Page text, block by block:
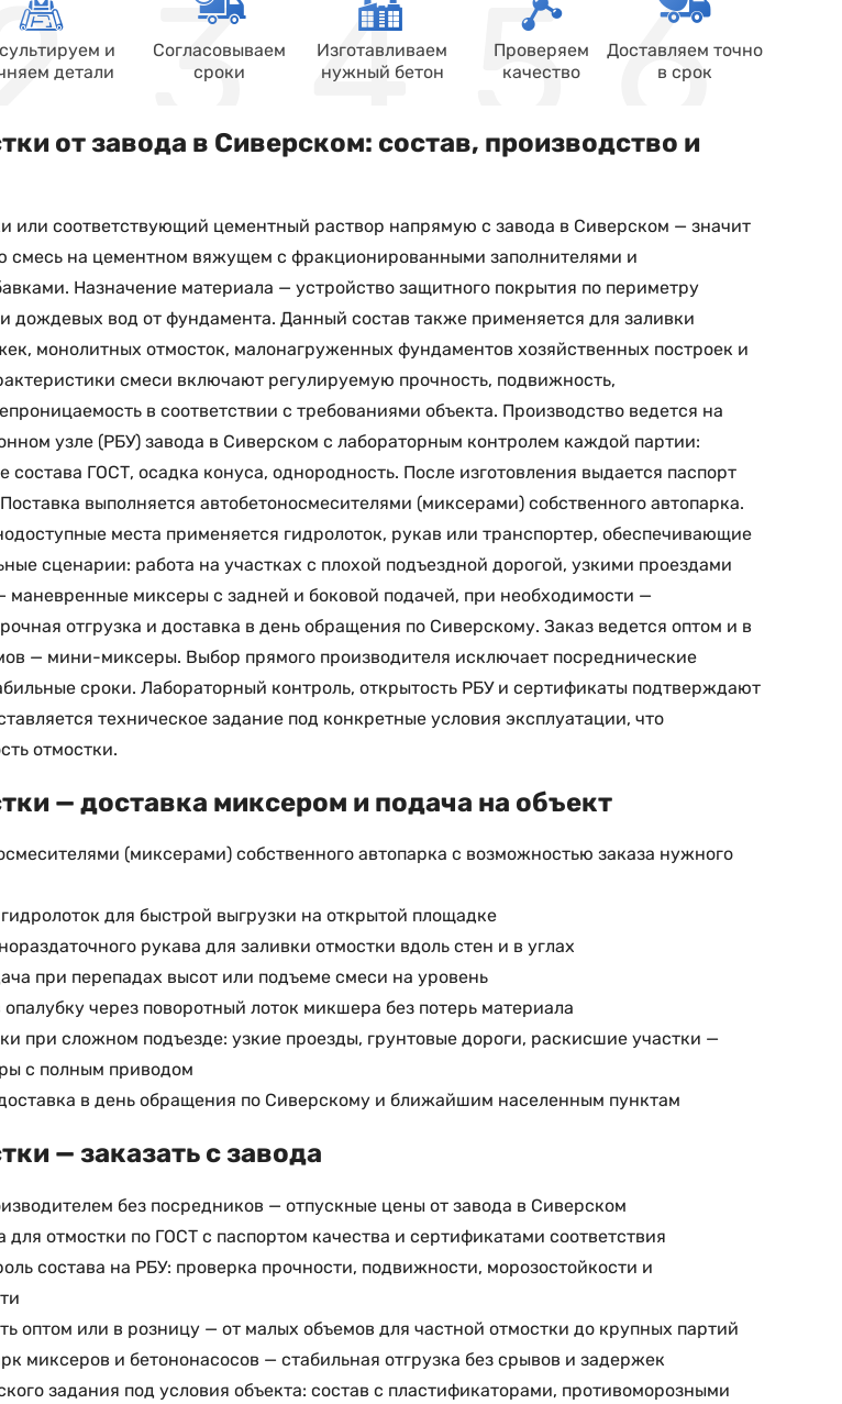
и
детали
Согласовываем
сроки
Изготавливаем
нужный бетон
Проверяем
качество
Доставляем точно
в срок
от завода в Сиверском: состав, производство и
или соответствующий цементный раствор напрямую с завода в Сиверском — значит
смесь на цементном вяжущем с фракционированными заполнителями и
Назначение материала — устройство защитного покрытия по периметру
дождевых вод от фундамента. Данный состав также применяется для заливки
монолитных отмосток, малонагруженных фундаментов хозяйственных построек и
смеси включают регулируемую прочность, подвижность,
в соответствии с требованиями объекта. Производство ведется на
узле (РБУ) завода в Сиверском с лабораторным контролем каждой партии:
состава ГОСТ, осадка конуса, однородность. После изготовления выдается паспорт
выполняется автобетоносмесителями (миксерами) собственного автопарка.
места применяется гидролоток, рукав или транспортер, обеспечивающие
сценарии: работа на участках с плохой подъездной дорогой, узкими проездами
миксеры с задней и боковой подачей, при необходимости —
отгрузка и доставка в день обращения по Сиверскому. Заказ ведется оптом и в
— мини-миксеры. Выбор прямого производителя исключает посреднические
сроки. Лабораторный контроль, открытость РБУ и сертификаты подтверждают
техническое задание под конкретные условия эксплуатации, что
отмостки.
— доставка миксером и подача на объект
(миксерами) собственного автопарка с возможностью заказа нужного
для быстрой выгрузки на открытой площадке
рукава для заливки отмостки вдоль стен и в углах
при перепадах высот или подъеме смеси на уровень
опалубку через поворотный лоток микшера без потерь материала
при сложном подъезде: узкие проезды, грунтовые дороги, раскисшие участки —
с полным приводом
в день обращения по Сиверскому и ближайшим населенным пунктам
— заказать с завода
без посредников — отпускные цены от завода в Сиверском
для отмостки по ГОСТ с паспортом качества и сертификатами соответствия
состава на РБУ: проверка прочности, подвижности, морозостойкости и
оптом или в розницу — от малых объемов для частной отмостки до крупных партий
миксеров и бетононасосов — стабильная отгрузка без срывов и задержек
задания под условия объекта: состав с пластификаторами, противоморозными